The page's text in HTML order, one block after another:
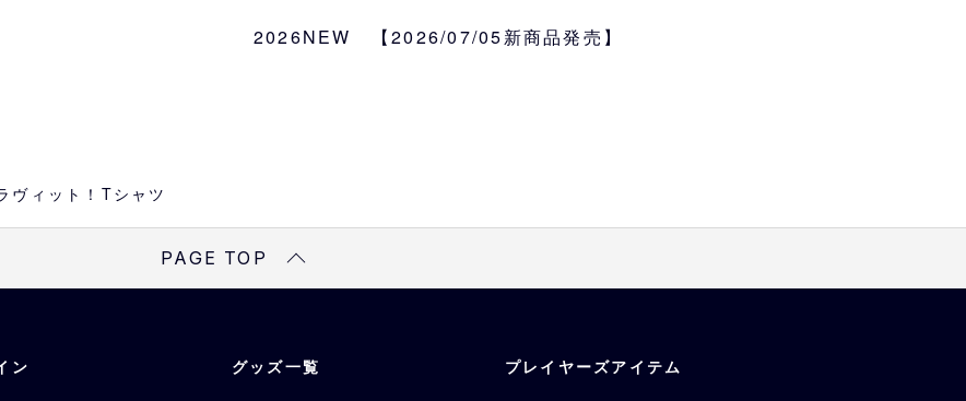
サイズ
M 70 52 47
2026NEW 【2026/07/05新商品発売】
ヴィット！Tシャツ
PAGE TOP
ン グッズ一覧 プレイヤーズアイテム